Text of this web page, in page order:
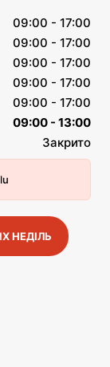
09:00 - 17:00
09:00 - 17:00
09:00 - 17:00
09:00 - 17:00
09:00 - 17:00
09:00 - 13:00
Закрито
НЕДІЛЬ